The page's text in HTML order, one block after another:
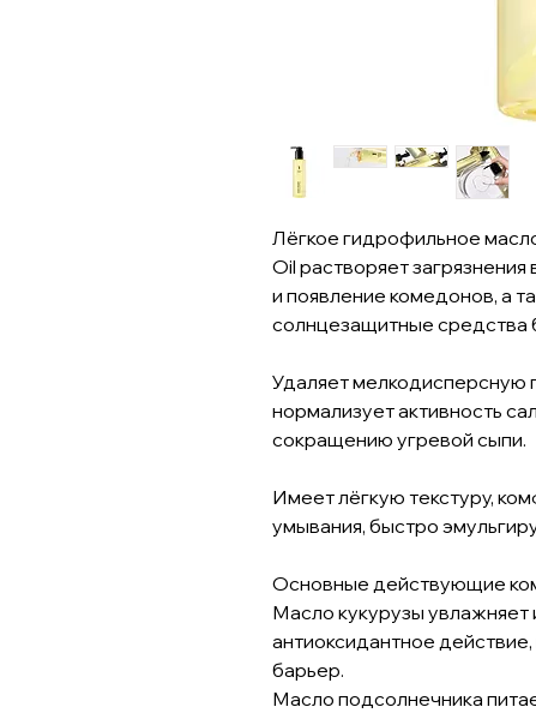
Лёгкое гидрофильное
Oil растворяет
и появление комедонов, а
солнцезащитные средства
Удаляет мелкодисперсную
нормализует активность
сокращению угревой сыпи.
Имеет лёгкую текстуру,
умывания, быстро
Основные действующие
Масло кукурузы увлажняет
антиоксидантное
барьер.
Масло подсолнечника